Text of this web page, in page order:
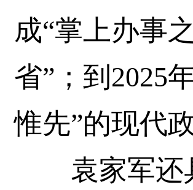
成“掌上办事
省”；到2025
惟先”的现代
袁家军还具